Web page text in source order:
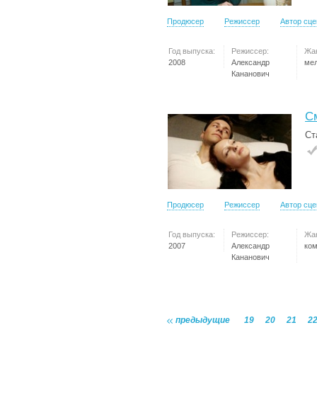
Продюсер Режиссер Автор
Год выпуска:
2008
Режиссер:
Александр
Кананович
Продюсер Режиссер Автор
Год выпуска:
2007
Режиссер:
Александр
Кананович
предыдущие 19 20 21 22